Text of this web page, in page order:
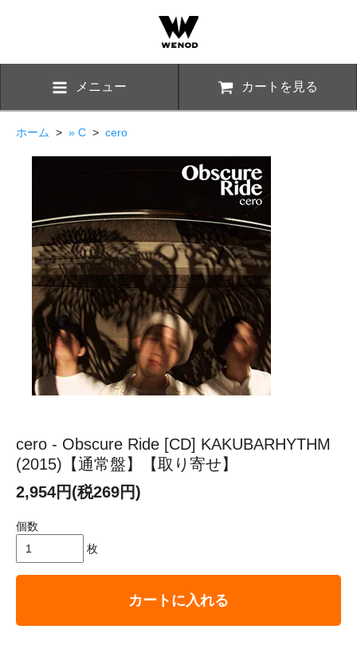
メニュー カートを見る
ホーム > » C > cero
cero - Obscure Ride [CD] KAKUBARHYTHM
(2015)【通常盤】【取り寄せ】
2,954円(税269円)
個数
枚
カートに入れる